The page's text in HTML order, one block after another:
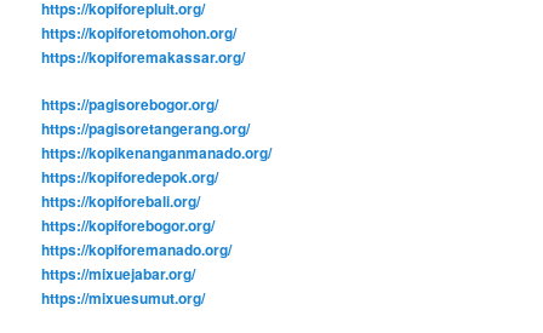
https://kopiforepluit.org/
https://kopiforetomohon.org/
https://kopiforemakassar.org/
https://pagisorebogor.org/
https://pagisoretangerang.org/
https://kopikenanganmanado.org/
https://kopiforedepok.org/
https://kopiforebali.org/
https://kopiforebogor.org/
https://kopiforemanado.org/
https://mixuejabar.org/
https://mixuesumut.org/